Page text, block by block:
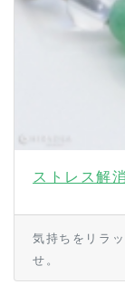
ストレス解
気持ちをリラ
せ。